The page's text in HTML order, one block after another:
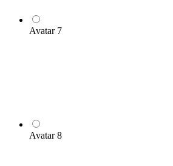
Avatar 7
Avatar 8